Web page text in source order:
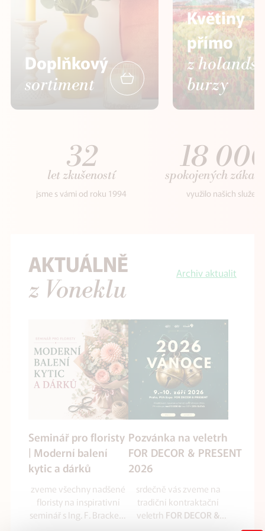
Doplňkový
sortiment
Květiny
přímo
z
burzy
32
let zkušeností
jsme s vámi od roku 1994
18
spokojených
využilo našich služeb
AKTUÁLNĚ
z Voneklu
Archiv aktualit
Seminář pro floristy
| Moderní balení
kytic a dárků
zveme všechny nadšené
floristy na inspirativní
seminář s Ing. F. Brackem
Pozvánka na veletrh
FOR DECOR & PRESENT
2026
srdečně vás zveme na
tradiční kontraktační
veletrh FOR DECOR &